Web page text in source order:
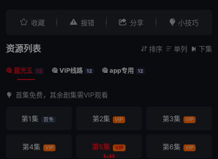
 收藏  报错  分享  小技巧
资源列表  排序  单列  下集
 蓝光五 12  VIP线路 12  app专用 12
首集免费，其余剧集需VIP观看
第1集 首免 第2集 VIP 第3集 VIP
第4集 VIP 第5集 VIP 第6集 VIP